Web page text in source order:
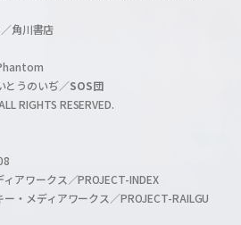
n
l
角川書店
うのいぢ／SOS団
RIGHTS RESERVED.
アワークス／PROJECT-INDEX
・メディアワークス／PROJECT-RAILGU